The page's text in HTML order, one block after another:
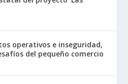
operativos e inseguridad,
del pequeño comercio